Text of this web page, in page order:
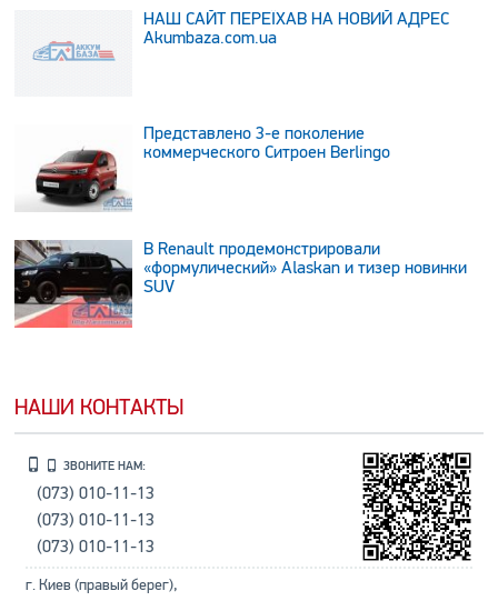
НАШ САЙТ ПЕРЕЇХАВ НА НОВИЙ АДРЕС
Аkumbaza.com.ua
Представлено 3-е поколение
коммерческого Ситроен Berlingo
В Renault продемонстрировали
«формулический» Alaskan и тизер новинки
SUV
НАШИ КОНТАКТЫ
ЗВОНИТЕ НАМ:
(073) 010-11-13
(073) 010-11-13
(073) 010-11-13
г. Киев (правый берег),